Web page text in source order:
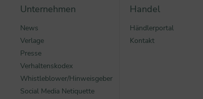
Unternehmen
News
Verlage
Presse
Verhaltenskodex
Whistleblower/Hinweisgeber
Social Media Netiquette
Handel
Händlerportal
Kontakt